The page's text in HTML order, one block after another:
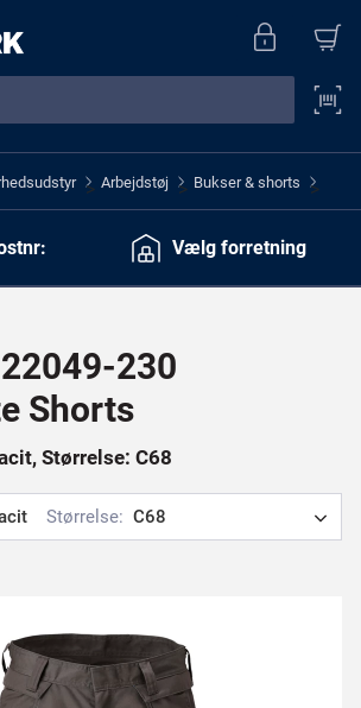
> Arbejdstøj > Bukser & shorts >
Vælg forretning
230
Shorts
Størrelse: C68
Størrelse: C68